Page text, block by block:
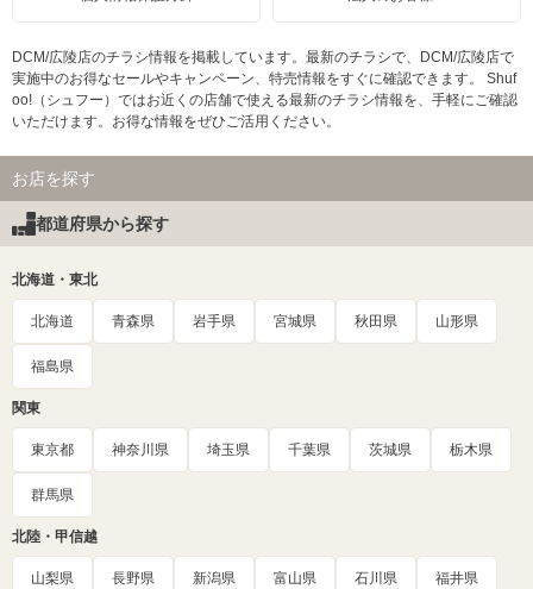
DCM/広陵店のチラシ情報を掲載しています。最新のチラシで、DCM/広陵店で
実施中のお得なセールやキャンペーン、特売情報をすぐに確認できます。 Shuf
oo!（シュフー）ではお近くの店舗で使える最新のチラシ情報を、手軽にご確認
いただけます。お得な情報をぜひご活用ください。
お店を探す
都道府県から探す
北海道・東北
北海道 青森県 岩手県 宮城県 秋田県 山形県
福島県
関東
東京都 神奈川県 埼玉県 千葉県 茨城県 栃木県
群馬県
北陸・甲信越
山梨県 長野県 新潟県 富山県 石川県 福井県